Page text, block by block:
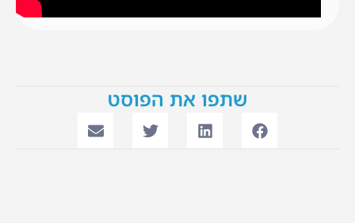
שתפו את הפוסט